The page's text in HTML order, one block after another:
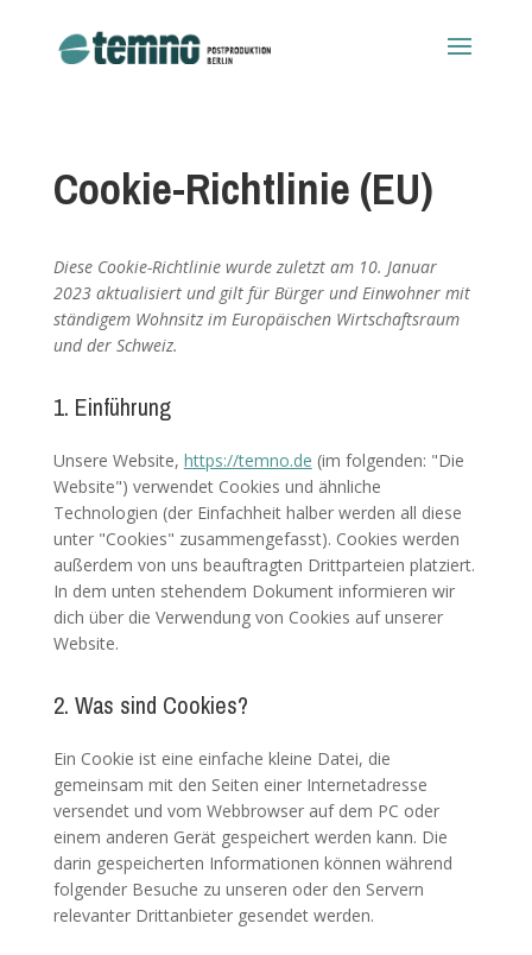
Cookie-Richtlinie (EU)
Diese Cookie-Richtlinie wurde zuletzt am 10. Januar
2023 aktualisiert und gilt für Bürger und Einwohner mit
ständigem Wohnsitz im Europäischen Wirtschaftsraum
und der Schweiz.
1. Einführung
Unsere Website, https://temno.de (im folgenden: "Die
Website") verwendet Cookies und ähnliche
Technologien (der Einfachheit halber werden all diese
unter "Cookies" zusammengefasst). Cookies werden
außerdem von uns beauftragten Drittparteien platziert.
In dem unten stehendem Dokument informieren wir
dich über die Verwendung von Cookies auf unserer
Website.
2. Was sind Cookies?
Ein Cookie ist eine einfache kleine Datei, die
gemeinsam mit den Seiten einer Internetadresse
versendet und vom Webbrowser auf dem PC oder
einem anderen Gerät gespeichert werden kann. Die
darin gespeicherten Informationen können während
folgender Besuche zu unseren oder den Servern
relevanter Drittanbieter gesendet werden.